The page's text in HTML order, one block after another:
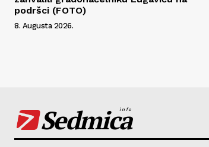
podršci (FOTO)
8. Augusta 2026.
Sedmica
info